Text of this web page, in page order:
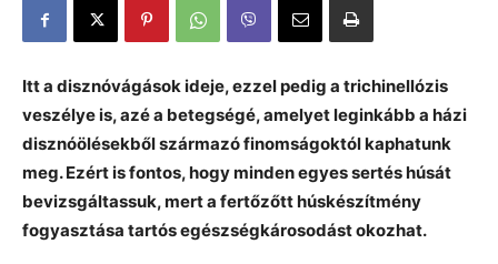
Itt a disznóvágások ideje, ezzel pedig a trichinellózis
veszélye is, azé a betegségé, amelyet leginkább a házi
disznóölésekből származó finomságoktól kaphatunk
meg. Ezért is fontos, hogy minden egyes sertés húsát
bevizsgáltassuk, mert a fertőzőtt húskészítmény
fogyasztása tartós egészségkárosodást okozhat.